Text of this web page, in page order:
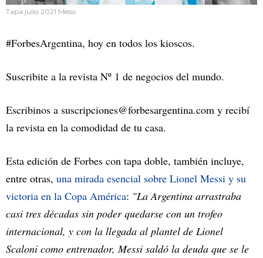
Tapa julio 2021 Messi
#ForbesArgentina, hoy en todos los kioscos.
Suscribite a la revista Nº 1 de negocios del mundo.
Escribinos a suscripciones@forbesargentina.com y recibí
la revista en la comodidad de tu casa.
Esta edición de Forbes con tapa doble, también incluye,
entre otras, una mirada esencial sobre Lionel Messi y su
victoria en la Copa América: "La Argentina arrastraba
casi tres décadas sin poder quedarse con un trofeo
internacional, y con la llegada al plantel de Lionel
Scaloni como entrenador, Messi saldó la deuda que se le